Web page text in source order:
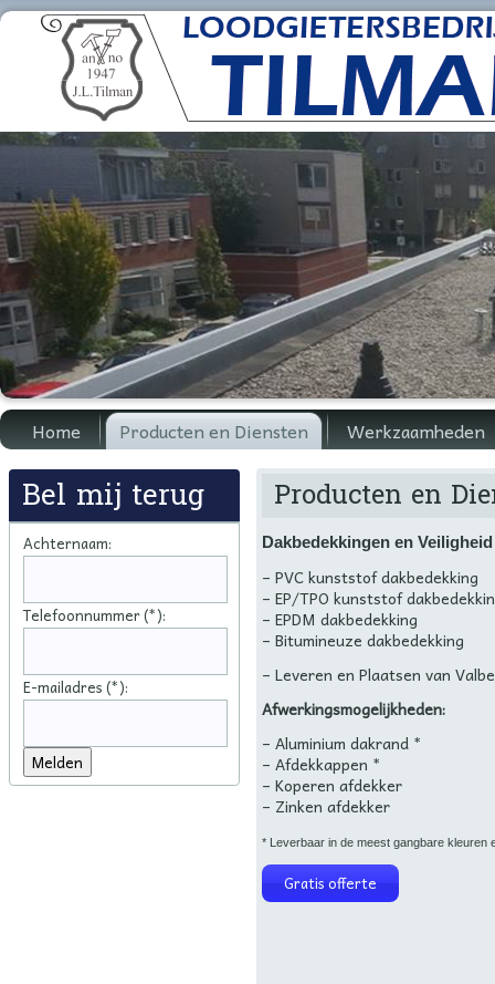
Home Producten en Diensten Werkzaamheden
Bel mij terug
Achternaam:
Telefoonnummer (*):
E-mailadres (*):
Producten en
Dakbedekkingen en Veiligheid
– PVC kunststof dakbedekking
– EP/TPO kunststof
– EPDM dakbedekking
– Bitumineuze dakbedekking
– Leveren en Plaatsen van
Afwerkingsmogelijkheden:
– Aluminium dakrand *
– Afdekkappen *
– Koperen afdekker
– Zinken afdekker
* Leverbaar in de meest gangbare kleuren
Gratis offerte